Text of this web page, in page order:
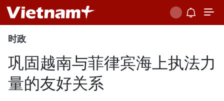
时政
巩固越南与菲律宾海上执法力
量的友好关系